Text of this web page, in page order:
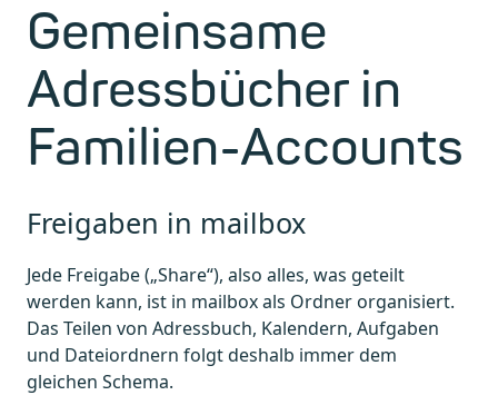
Gemeinsame
Adressbücher in
Familien-Accounts
Freigaben in mailbox
Jede Freigabe („Share“), also alles, was geteilt
werden kann, ist in mailbox als Ordner organisiert.
Das Teilen von Adressbuch, Kalendern, Aufgaben
und Dateiordnern folgt deshalb immer dem
gleichen Schema.